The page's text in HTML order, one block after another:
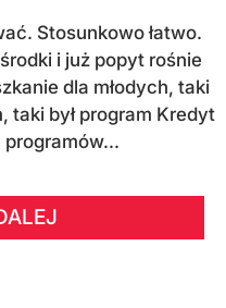
Stosunkowo łatwo.
i już popyt rośnie
dla młodych, taki
taki był program Kredyt